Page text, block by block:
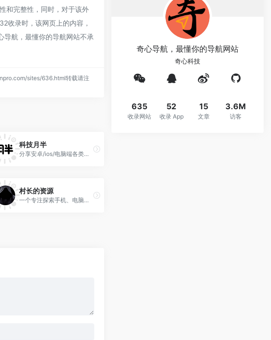
和完整性，同时，对于该外
收录时，该网页上的内容，
导航，最懂你的导航网站不承
sites/636.html转载请注
科技月半
分享安卓/ios/电脑端各类实用、好玩的黑科技软件。关注月半，每天都有小惊喜！
村长的资源
一个专注探索手机、电脑，TV等黑科技的公众号！也是致力于为大家的生活、工作、学习提供更多价值的公众号
奇心导航，最懂你的导航网站
奇心科技
635
收录网站
52
收录 App
15
文章
3.6M
访客